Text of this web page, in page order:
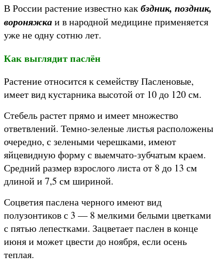
В России растение известно какбздник, поздник,
вороняжкаи в народной медицине применяется
уже не одну сотню лет.
Как выглядит паслён
Растение относится к семейству Пасленовые,
имеет вид кустарника высотой от 10 до 120 см.
Стебель растет прямо и имеет множество
ответвлений. Темно-зеленые листья расположены
очередно, с зелеными черешками, имеют
яйцевидную форму с выемчато-зубчатым краем.
Средний размер взрослого листа от 8 до 13 см
длиной и 7,5 см шириной.
Соцветия паслена черного имеют вид
полузонтиков с 3 — 8 мелкими белыми цветками
с пятью лепестками. Зацветает паслен в конце
июня и может цвести до ноября, если осень
теплая.